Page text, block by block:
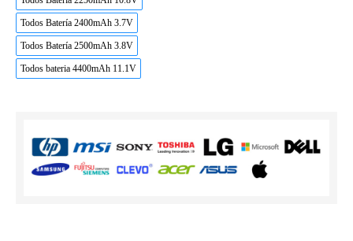
Todos Batería 2400mAh 3.7V
Todos Batería 2500mAh 3.8V
Todos bateria 4400mAh 11.1V